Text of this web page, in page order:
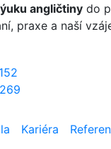
angličtiny do
praxe a naší
Kariéra